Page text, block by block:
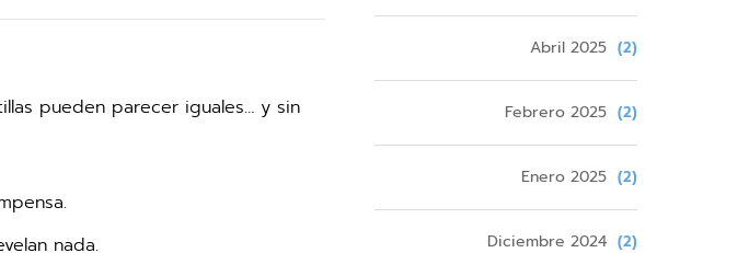
pueden parecer iguales… y sin
nada.
Abril 2025 (2)
Febrero 2025 (2)
Enero 2025 (2)
Diciembre 2024 (2)